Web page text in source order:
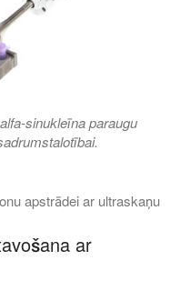
sinukleīna paraugu
apstrādei ar ultraskaņu
ar